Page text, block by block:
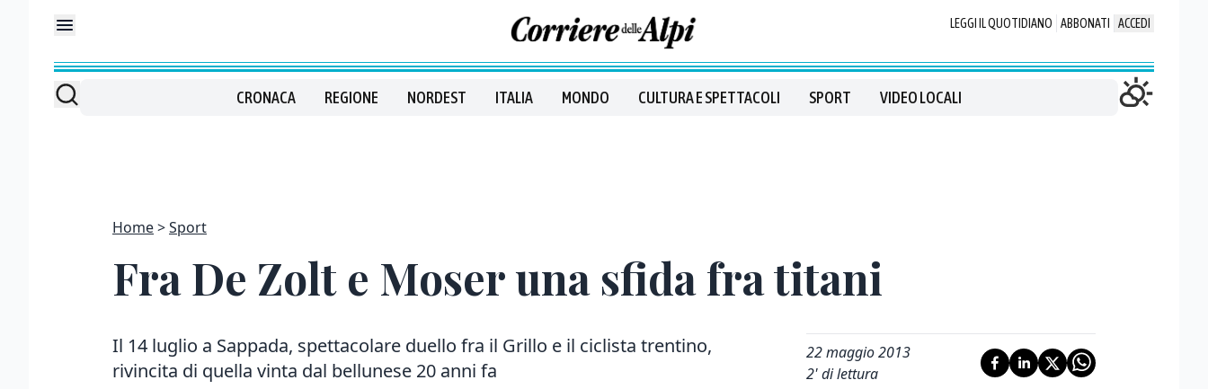
LEGGI IL QUOTIDIANO ABBONATI ACCEDI
CRONACA REGIONE NORDEST ITALIA MONDO CULTURA E SPETTACOLI SPORT VIDEO LOCALI
Home Sport
Fra De Zolt e Moser una sfida fra titani
Il 14 luglio a Sappada, spettacolare duello fra il Grillo e il ciclista trentino,
rivincita di quella vinta dal bellunese 20 anni fa
22 maggio 2013
2' di lettura